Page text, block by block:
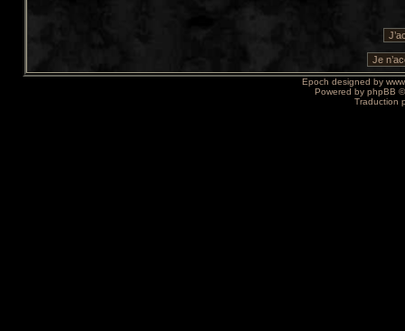
Epoch designed by
Powered by phpBB
Traduction